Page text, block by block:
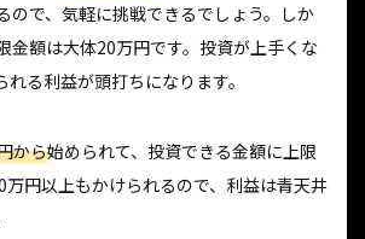
ので、気軽に挑戦できるでしょう。しか
金額は大体20万円です。投資が上手くな
れる利益が頭打ちになります。
から始められて、投資できる金額に上限
万円以上もかけられるので、利益は青天井